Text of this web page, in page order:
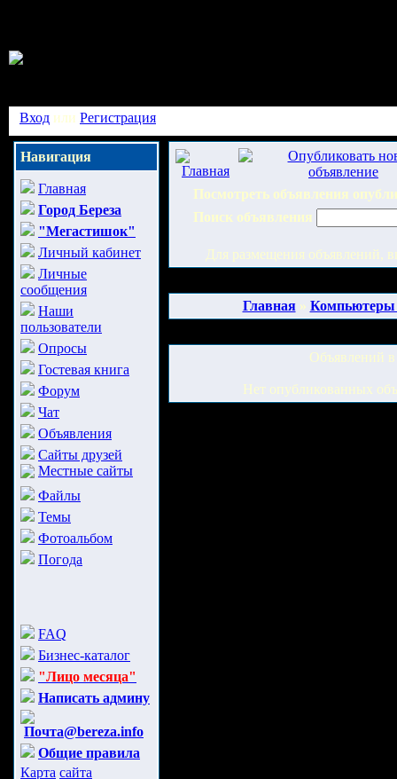
Вход или Регистрация
Навигация
Главная
Город Береза
"Мегастишок"
Личный кабинет
Личные
сообщения
Наши
пользователи
Опросы
Гостевая книга
Форум
Чат
Объявления
Сайты друзей
Местные сайты
Файлы
Темы
Фотоальбом
Погода
FAQ
Бизнес-каталог
"Лицо месяца"
Написать админу
Почта@bereza.info
Общие правила
Карта сайта
Посмотреть объявления
Поиск объявления
Для размещения объявлений,
Главная» Компьютеры
Объявлений
Нет опубликованных